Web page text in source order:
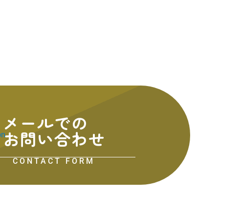
メールでの
お問い合わせ
CONTACT FORM